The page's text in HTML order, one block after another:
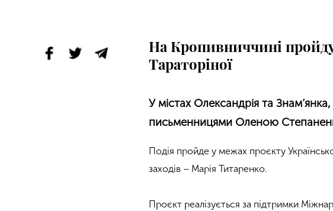
На Кропивниччині
Тараторіної
У містах Олександрія та
письменницями Оленою
Подія пройде у межах проєкту
заходів – Марія Титаренко.
Проєкт реалізується за підтримки